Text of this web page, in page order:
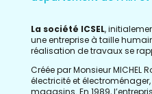
La société ICSEL,
une entreprise à taille
réalisation de travaux se
Créée par Monsieur MICHEL
électricité et
magasins. En 1989,